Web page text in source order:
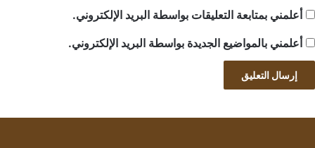
أعلمني بمتابعة التعليقات بواسطة البريد الإلكتروني.
أعلمني بالمواضيع الجديدة بواسطة البريد الإلكتروني.